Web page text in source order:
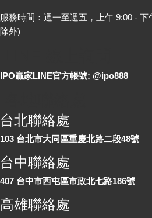
服務時間：週一至週五，上午 9:00 -
除外)
IPO贏家LINE官方帳號: @ipo888
台北聯絡處
103 台北市大同區重慶北路二段48號
台中聯絡處
407 台中市西屯區市政北七路186號
高雄聯絡處